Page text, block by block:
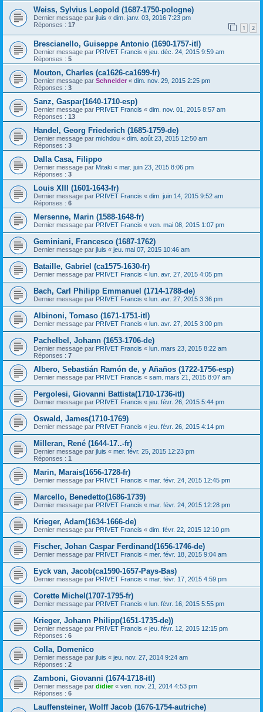
Weiss, Sylvius Leopold (1687-1750-pologne)
Dernier message par jluis « dim. janv. 03, 2016 7:23 pm
Réponses : 17 1 2
Brescianello, Guiseppe Antonio (1690-1757-itl)
Dernier message par PRIVET Francis « jeu. déc. 24, 2015 9:59 am
Réponses : 5
Mouton, Charles (ca1626-ca1699-fr)
Dernier message par Schneider « dim. nov. 29, 2015 2:25 pm
Réponses : 3
Sanz, Gaspar(1640-1710-esp)
Dernier message par PRIVET Francis « dim. nov. 01, 2015 8:57 am
Réponses : 13
Handel, Georg Friederich (1685-1759-de)
Dernier message par michdou « dim. août 23, 2015 12:50 am
Réponses : 3
Dalla Casa, Filippo
Dernier message par Mitaki « mar. juin 23, 2015 8:06 pm
Réponses : 3
Louis XIII (1601-1643-fr)
Dernier message par PRIVET Francis « dim. juin 14, 2015 9:52 am
Réponses : 6
Mersenne, Marin (1588-1648-fr)
Dernier message par PRIVET Francis « ven. mai 08, 2015 1:07 pm
Geminiani, Francesco (1687-1762)
Dernier message par jluis « jeu. mai 07, 2015 10:46 am
Bataille, Gabriel (ca1575-1630-fr)
Dernier message par PRIVET Francis « lun. avr. 27, 2015 4:05 pm
Bach, Carl Philipp Emmanuel (1714-1788-de)
Dernier message par PRIVET Francis « lun. avr. 27, 2015 3:36 pm
Albinoni, Tomaso (1671-1751-itl)
Dernier message par PRIVET Francis « lun. avr. 27, 2015 3:00 pm
Pachelbel, Johann (1653-1706-de)
Dernier message par PRIVET Francis « lun. mars 23, 2015 8:22 am
Réponses : 7
Albero, Sebastián Ramón de, y Añaños (1722-1756-esp)
Dernier message par PRIVET Francis « sam. mars 21, 2015 8:07 am
Pergolesi, Giovanni Battista(1710-1736-itl)
Dernier message par PRIVET Francis « jeu. févr. 26, 2015 5:44 pm
Oswald, James(1710-1769)
Dernier message par PRIVET Francis « jeu. févr. 26, 2015 4:14 pm
Milleran, René (1644-17..-fr)
Dernier message par jluis « mer. févr. 25, 2015 12:23 pm
Réponses : 1
Marin, Marais(1656-1728-fr)
Dernier message par PRIVET Francis « mar. févr. 24, 2015 12:45 pm
Marcello, Benedetto(1686-1739)
Dernier message par PRIVET Francis « mar. févr. 24, 2015 12:28 pm
Krieger, Adam(1634-1666-de)
Dernier message par PRIVET Francis « dim. févr. 22, 2015 12:10 pm
Fischer, Johan Caspar Ferdinand(1656-1746-de)
Dernier message par PRIVET Francis « mer. févr. 18, 2015 9:04 am
Eyck van, Jacob(ca1590-1657-Pays-Bas)
Dernier message par PRIVET Francis « mar. févr. 17, 2015 4:59 pm
Corette Michel(1707-1795-fr)
Dernier message par PRIVET Francis « lun. févr. 16, 2015 5:55 pm
Krieger, Johann Philipp(1651-1735-de))
Dernier message par PRIVET Francis « jeu. févr. 12, 2015 12:15 pm
Réponses : 6
Colla, Domenico
Dernier message par jluis « jeu. nov. 27, 2014 9:24 am
Réponses : 2
Zamboni, Giovanni (1674-1718-itl)
Dernier message par didier« ven. nov. 21, 2014 4:53 pm
Réponses : 6
Lauffensteiner, Wolff Jacob (1676-1754-autriche)